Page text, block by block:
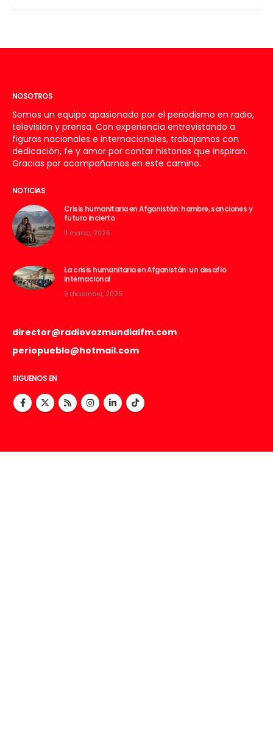
NOSOTROS
Somos un equipo apasionado por el periodismo en radio,
televisión y prensa. Con experiencia entrevistando a
figuras nacionales e internacionales, trabajamos con
dedicación, fe y amor por contar historias que inspiran.
Gracias por acompañarnos en este camino.
NOTICIAS
Crisis humanitaria en Afganistán: hambre, sanciones y
futuro incierto
11 marzo, 2026
La crisis humanitaria en Afganistán: un desafío
internacional
9 diciembre, 2025
director@radiovozmundialfm.com
periopueblo@hotmail.com
SIGUENOS EN